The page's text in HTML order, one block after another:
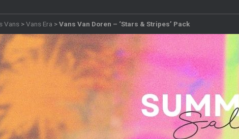
Vans >Vans Era >Vans Van Doren – ‘Stars & Stripes’ Pack